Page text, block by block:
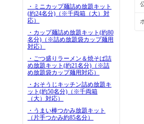
・ミニカップ麺詰め放題キット
(約24名分)（※千両箱（大）対
応）
・カップ麺詰め放題キット(約80
名分)（※詰め放題袋カップ麺用
対応）
・ごつ盛りラーメン＆焼そば詰
め放題キット(約21名分)（※詰
め放題袋カップ麺用対応）
・おそうじキッチン詰め放題キ
ット(約50名分)（※千両箱
（大）対応）
・うまい棒つかみ放題キット
（片手つかみ約85名分）